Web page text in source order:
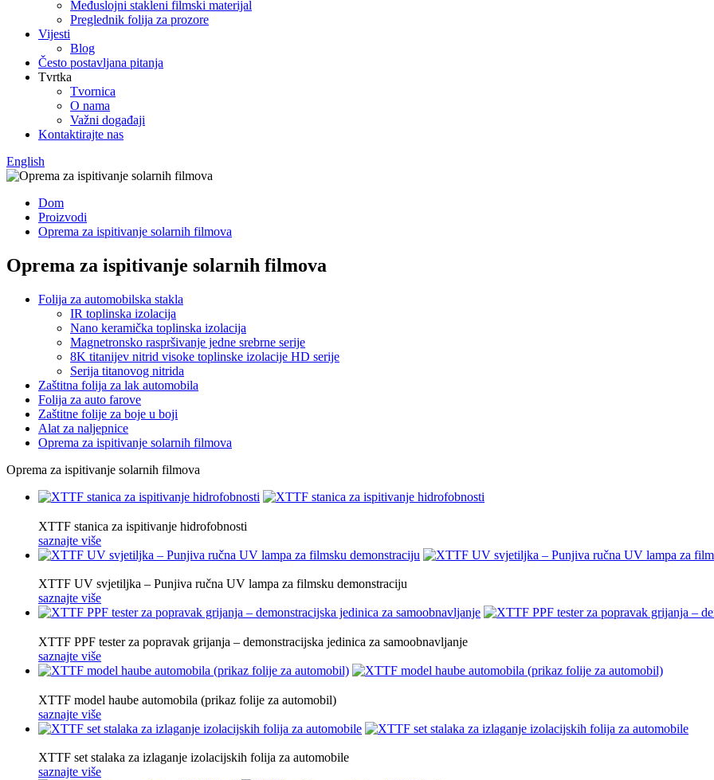
Međuslojni stakleni filmski materijal
Preglednik folija za prozore
Vijesti
Blog
Često postavljana pitanja
Tvrtka
Tvornica
O nama
Važni događaji
Kontaktirajte nas
English
Dom
Proizvodi
Oprema za ispitivanje solarnih filmova
Oprema za ispitivanje solarnih filmova
Folija za automobilska stakla
IR toplinska izolacija
Nano keramička toplinska izolacija
Magnetronsko raspršivanje jedne srebrne serije
8K titanijev nitrid visoke toplinske izolacije HD serije
Serija titanovog nitrida
Zaštitna folija za lak automobila
Folija za auto farove
Zaštitne folije za boje u boji
Alat za naljepnice
Oprema za ispitivanje solarnih filmova
Oprema za ispitivanje solarnih filmova
XTTF stanica za ispitivanje hidrofobnosti
saznajte više
XTTF UV svjetiljka – Punjiva ručna UV lampa za filmsku demonstraciju
saznajte više
XTTF PPF tester za popravak grijanja – demonstracijska jedinica za samoobnavljanje
saznajte više
XTTF model haube automobila (prikaz folije za automobil)
saznajte više
XTTF set stalaka za izlaganje izolacijskih folija za automobile
saznajte više